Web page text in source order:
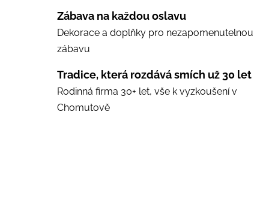
Zábava na každou oslavu
Dekorace a doplňky pro nezapomenutelnou
zábavu
Tradice, která rozdává smích už 30 let
Rodinná firma 30+ let, vše k vyzkoušení v
Chomutově